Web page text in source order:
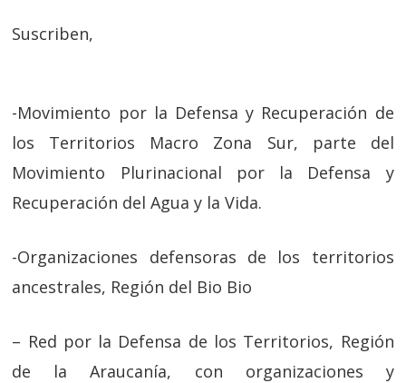
Suscriben,
-Movimiento por la Defensa y Recuperación de
los Territorios Macro Zona Sur, parte del
Movimiento Plurinacional por la Defensa y
Recuperación del Agua y la Vida.
-Organizaciones defensoras de los territorios
ancestrales, Región del Bio Bio
– Red por la Defensa de los Territorios, Región
de la Araucanía, con organizaciones y